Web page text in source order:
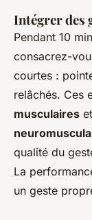
Intégrer des
Pendant 10
consacrez-
courtes :
relâchés. Ces
musculaires
qualité du
La
un geste